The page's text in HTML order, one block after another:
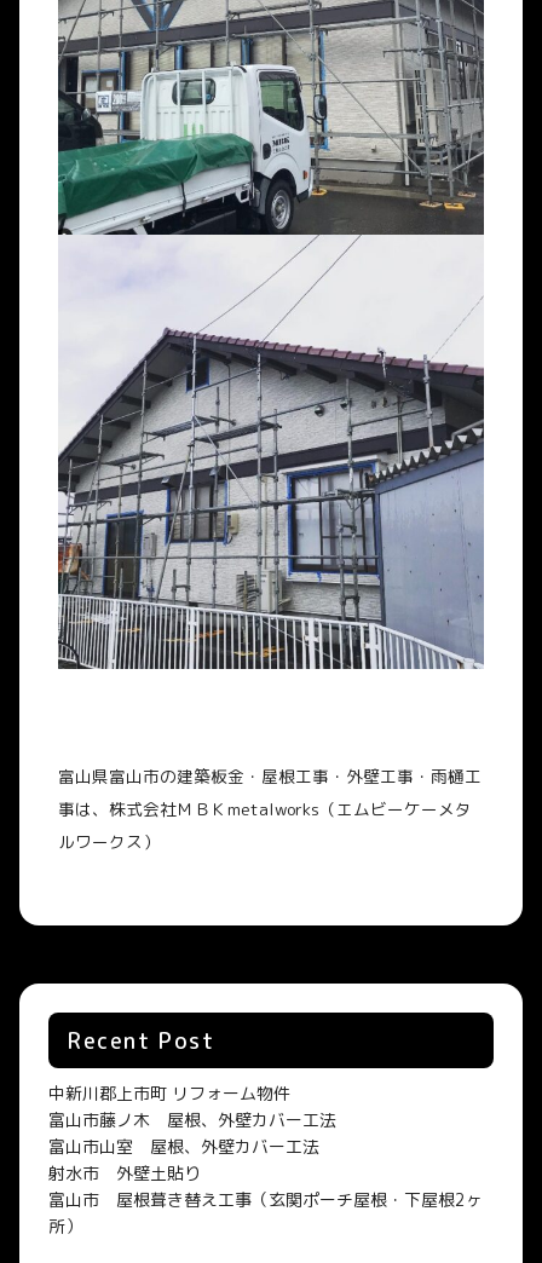
富山県富山市の建築板金・屋根工事・外壁工事・雨樋工
事は、株式会社ＭＢＫ metalworks （エムビーケーメタ
ルワークス）
Recent Post
中新川郡上市町 リフォーム物件
富山市藤ノ木 屋根、外壁カバー工法
富山市山室 屋根、外壁カバー工法
射水市 外壁土貼り
富山市 屋根葺き替え工事（玄関ポーチ屋根・下屋根2ヶ
所）